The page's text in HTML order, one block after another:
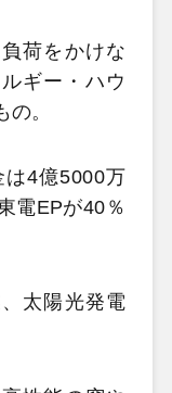
荷をかけな
ギー・ハウ
。
4億5000万
電EPが40％
太陽光発電